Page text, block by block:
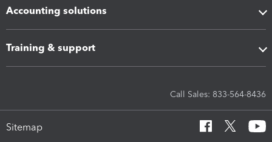
Accounting solutions
Training & support
Call Sales: 833-564-8436
Sitemap